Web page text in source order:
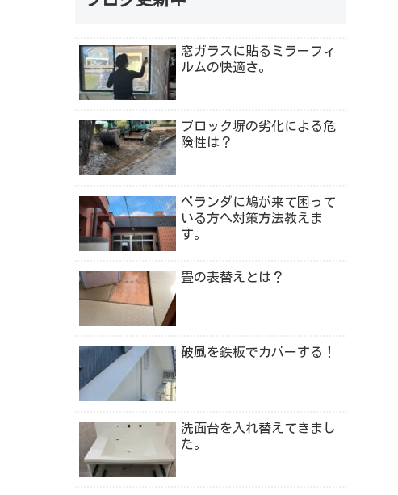
窓ガラスに貼るミラーフィ
ルムの快適さ。
ブロック塀の劣化による危
険性は？
ベランダに鳩が来て困って
いる方へ対策方法教えま
す。
畳の表替えとは？
破風を鉄板でカバーする！
洗面台を入れ替えてきまし
た。